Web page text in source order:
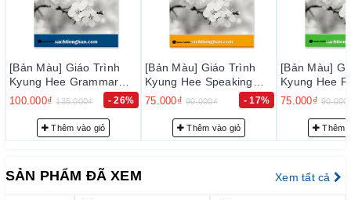
bán hàng cho quý khách những sự lựa chọn phù hợp nhất với
nhu cầu… nhằm giảm giúp khách hàng có sự lựa chọn phù
3. Cam kế t vềphục v sau bá n hà ng:
– Giao hàng nhanh và đúng thời gian theo yêu cầu.
– Tư vấn FREE học tiếng Hàn, hướng dẫn thi Topik đạt điểm
cao với đội ngũ admin Topik 5,6
[Bản Màu] Giáo Trình
Kyung Hee Grammar
bản mới - Tập 1 - 바로
100.000₫ 135.000₫ - 26%
Thêm vào giỏ
[Bản Màu] Giáo Trình
Kyung Hee Speaking
bản mới - Tập 1 - 바로
75.000₫ 90.000₫ - 17%
Thêm vào giỏ
[Bản Màu]
Kyung Hee
mới - Tập 1 -
75.000₫
Thêm
SẢN PHẨM ĐÃ XEM Xem tất cả